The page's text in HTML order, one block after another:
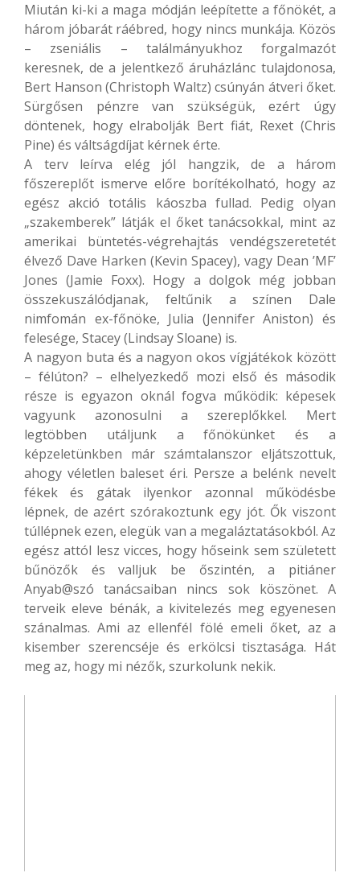
Miután ki-ki a maga módján leépítette a főnökét, a
három jóbarát ráébred, hogy nincs munkája. Közös
– zseniális – találmányukhoz forgalmazót
keresnek, de a jelentkező áruházlánc tulajdonosa,
Bert Hanson (Christoph Waltz) csúnyán átveri őket.
Sürgősen pénzre van szükségük, ezért úgy
döntenek, hogy elrabolják Bert fiát, Rexet (Chris
Pine) és váltságdíjat kérnek érte.
A terv leírva elég jól hangzik, de a három
főszereplőt ismerve előre borítékolható, hogy az
egész akció totális káoszba fullad. Pedig olyan
„szakemberek” látják el őket tanácsokkal, mint az
amerikai büntetés-végrehajtás vendégszeretetét
élvező Dave Harken (Kevin Spacey), vagy Dean ’MF’
Jones (Jamie Foxx). Hogy a dolgok még jobban
összekuszálódjanak, feltűnik a színen Dale
nimfomán ex-főnöke, Julia (Jennifer Aniston) és
felesége, Stacey (Lindsay Sloane) is.
A nagyon buta és a nagyon okos vígjátékok között
– félúton? – elhelyezkedő mozi első és második
része is egyazon oknál fogva működik: képesek
vagyunk azonosulni a szereplőkkel. Mert
legtöbben utáljunk a főnökünket és a
képzeletünkben már számtalanszor eljátszottuk,
ahogy véletlen baleset éri. Persze a belénk nevelt
fékek és gátak ilyenkor azonnal működésbe
lépnek, de azért szórakoztunk egy jót. Ők viszont
túllépnek ezen, elegük van a megaláztatásokból. Az
egész attól lesz vicces, hogy hőseink sem született
bűnözők és valljuk be őszintén, a pitiáner
Anyab@szó tanácsaiban nincs sok köszönet. A
terveik eleve bénák, a kivitelezés meg egyenesen
szánalmas. Ami az ellenfél fölé emeli őket, az a
kisember szerencséje és erkölcsi tisztasága. Hát
meg az, hogy mi nézők, szurkolunk nekik.